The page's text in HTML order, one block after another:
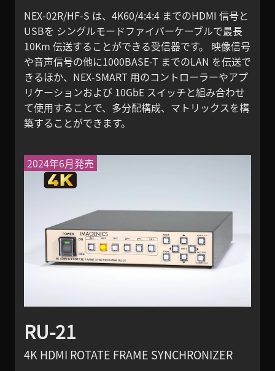
NEX-02R/HF-S は、4K60/4:4:4 までのHDMI 信号と
USBを シングルモードファイバーケーブルで最長
10Km 伝送することができる受信器です。 映像信号
や音声信号の他に1000BASE-T までのLAN を伝送で
きるほか、NEX-SMART 用のコントローラーやアプ
リケーションおよび 10GbE スイッチと組み合わせ
て使用することで、多分配構成、マトリックスを構
築することができます。
2024年6月発売
RU-21
4K HDMI ROTATE FRAME SYNCHRONIZER